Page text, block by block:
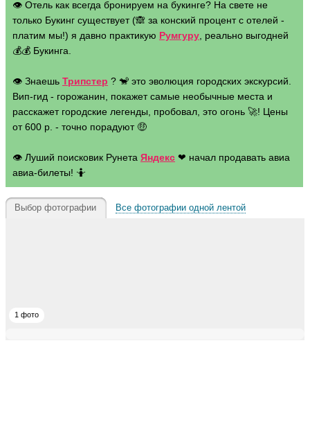
👁 Отель как всегда бронируем на букинге? На свете не
только Букинг существует (🙈 за конский процент с отелей -
платим мы!) я давно практикую Румгуру , реально выгодней
💰💰 Букинга.
👁 Знаешь Трипстер ? 🐒 это эволюция городских экскурсий.
Вип-гид - горожанин, покажет самые необычные места и
расскажет городские легенды, пробовал, это огонь 🚀! Цены
от 600 р. - точно порадуют 🤑
👁 Луший поисковик Рунета Яндекс ❤ начал продавать авиа
авиа-билеты! 🤷
Выбор фотографии Все фотографии одной лентой
1 фото